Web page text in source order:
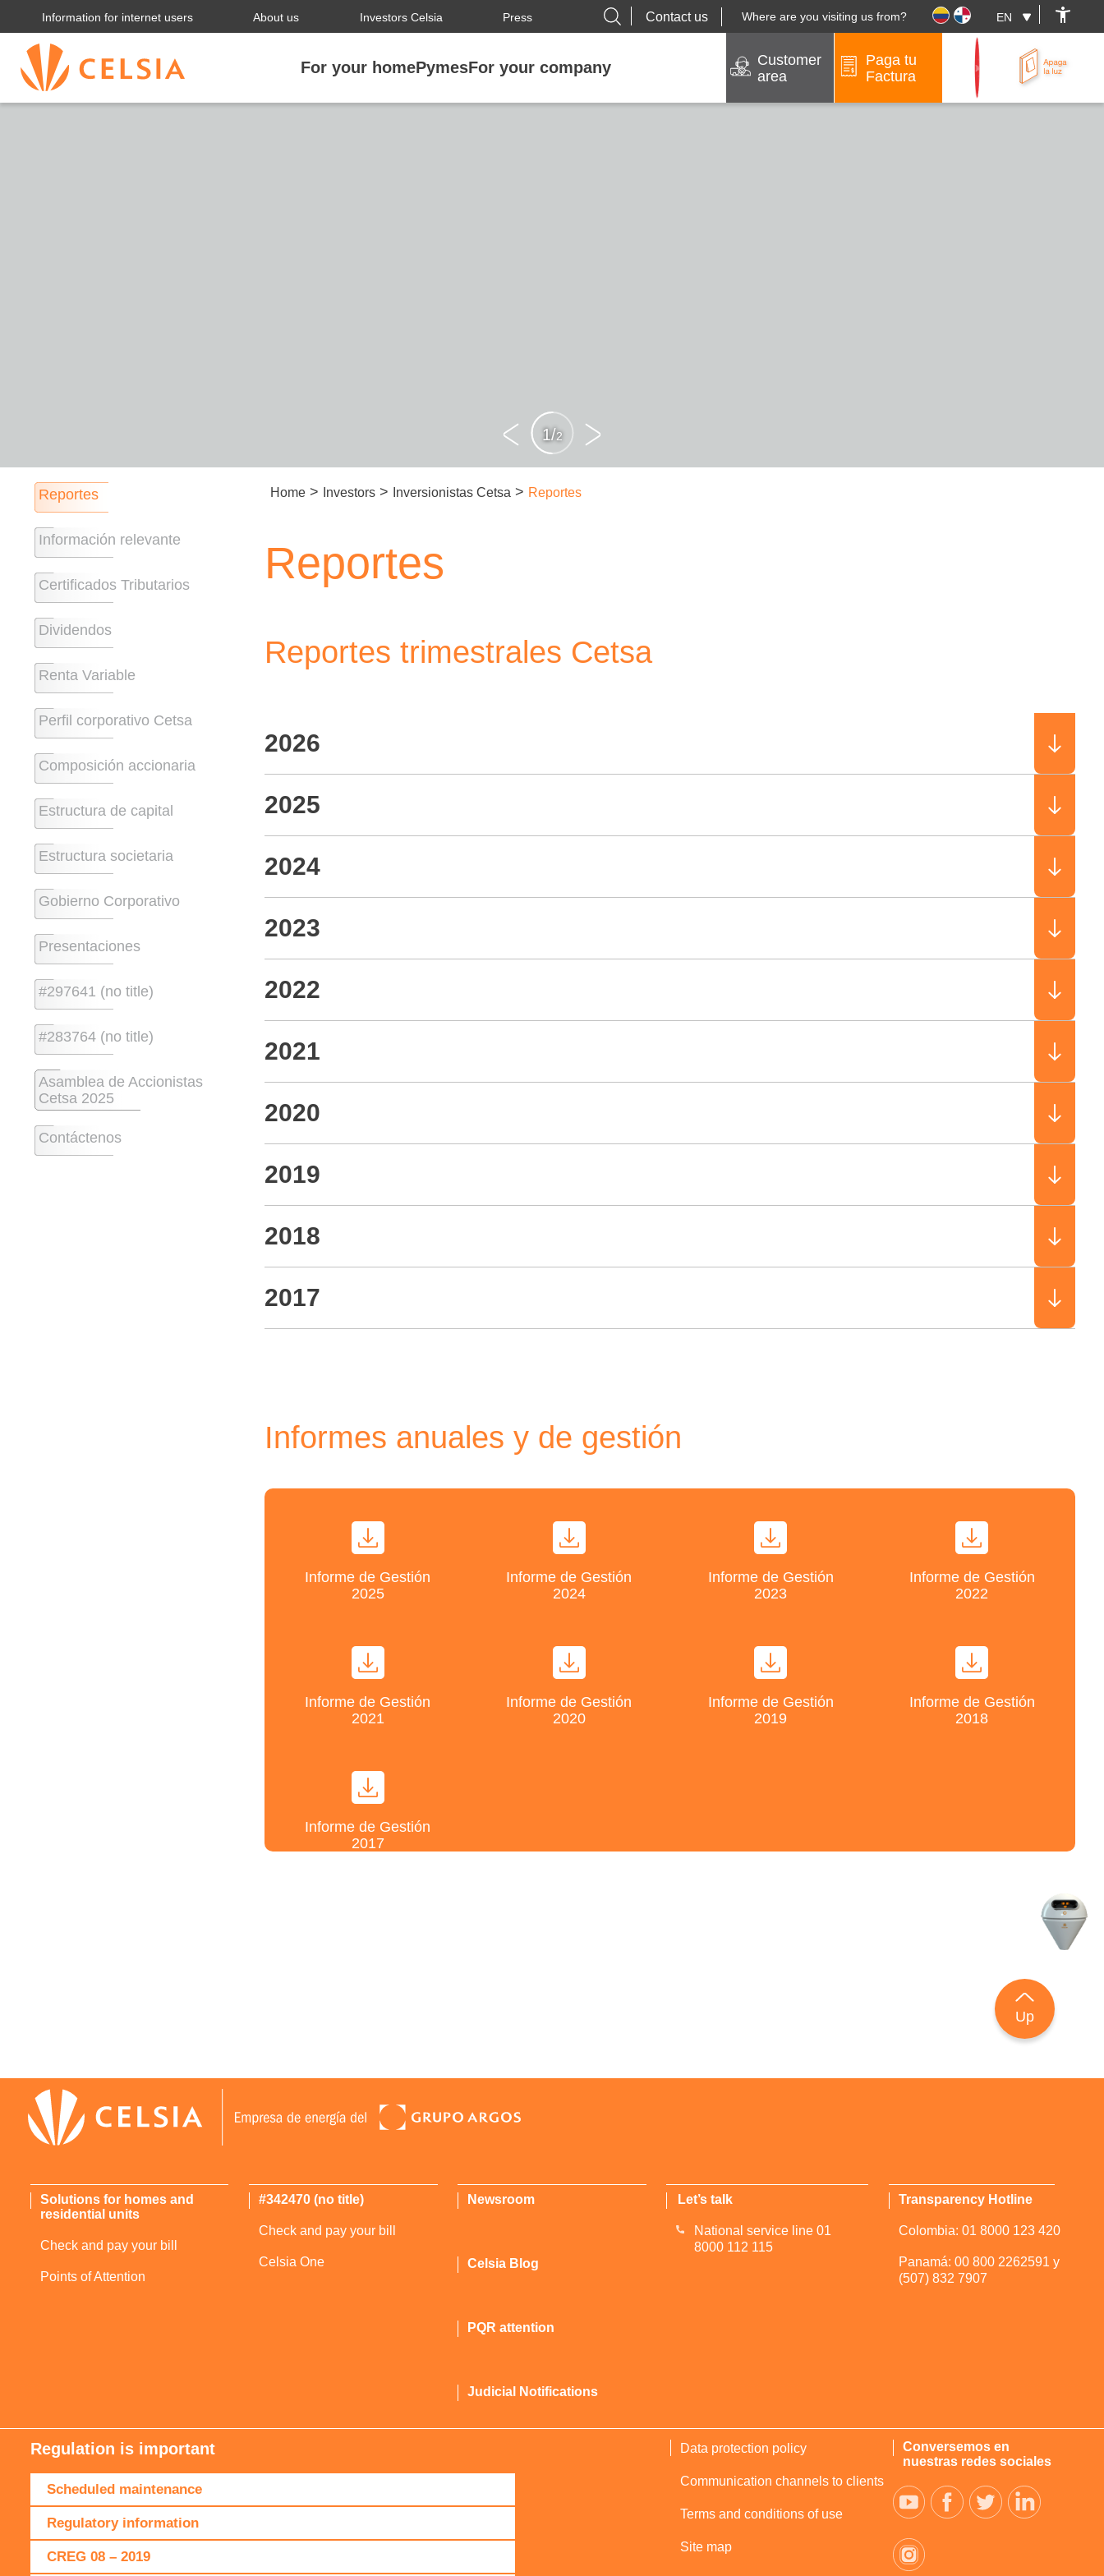
Information for internet users About us Investors Celsia Press Contact us Where are you visiting us from?
For your homePymesFor your company
Customer
area
Paga tu
Factura
1/2
Reportes
Información relevante
Certificados Tributarios
Dividendos
Renta Variable
Perfil corporativo Cetsa
Composición accionaria
Estructura de capital
Estructura societaria
Gobierno Corporativo
Presentaciones
#297641 (no title)
#283764 (no title)
Asamblea de Accionistas
Cetsa 2025
Contáctenos
Home > Investors > Inversionistas Cetsa > Reportes
Reportes
Reportes trimestrales Cetsa
2026
2025
2024
2023
2022
2021
2020
2019
2018
2017
Informes anuales y de gestión
Informe de Gestión
2025
Informe de Gestión
2024
Informe de Gestión
2023
Informe de Gestión
2022
Informe de Gestión
2021
Informe de Gestión
2020
Informe de Gestión
2019
Informe de Gestión
2018
Informe de Gestión
2017
Up
Solutions for homes and
residential units
Check and pay your bill
Points of Attention
#342470 (no title)
Check and pay your bill
Celsia One
Newsroom
Celsia Blog
PQR attention
Judicial Notifications
Let’s talk
National service line 01
8000 112 115
Transparency Hotline
Colombia: 01 8000 123 420
Panamá: 00 800 2262591 y
(507) 832 7907
Regulation is important
Scheduled maintenance
Regulatory information
CREG 08 – 2019
Data protection policy
Communication channels to clients
Terms and conditions of use
Site map
Conversemos en
nuestras redes sociales